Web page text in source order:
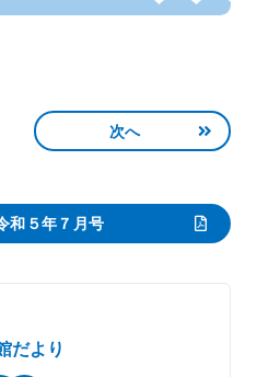
次へ
５年７月号
だより